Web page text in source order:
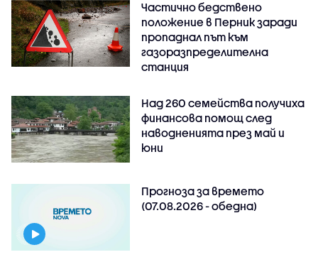
Частично бедствено
положение в Перник заради
пропаднал път към
газоразпределителна
станция
Над 260 семейства получиха
финансова помощ след
наводненията през май и
юни
Прогноза за времето
(07.08.2026 - обедна)